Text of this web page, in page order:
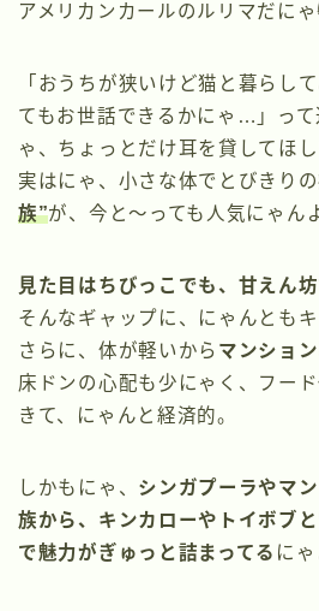
アメリカンカールのルリマだに
「おうちが狭いけど猫と暮らし
てもお世話できるかにゃ…」っ
ゃ、ちょっとだけ耳を貸してほし
実はにゃ、小さな体でとびきり
族”が、今と〜っても人気にゃん
見た目はちびっこでも、甘えん
そんなギャップに、にゃんとも
さらに、体が軽いから マンショ
床ドンの心配も少にゃく、フー
きて、にゃんと経済的。
しかもにゃ、 シンガプーラやマ
族から、キンカローやトイボブ
で魅力がぎゅっと詰まってる にゃ